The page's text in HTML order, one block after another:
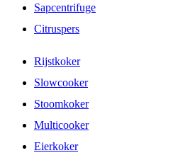
Sapcentrifuge
Citruspers
Rijstkoker
Slowcooker
Stoomkoker
Multicooker
Eierkoker